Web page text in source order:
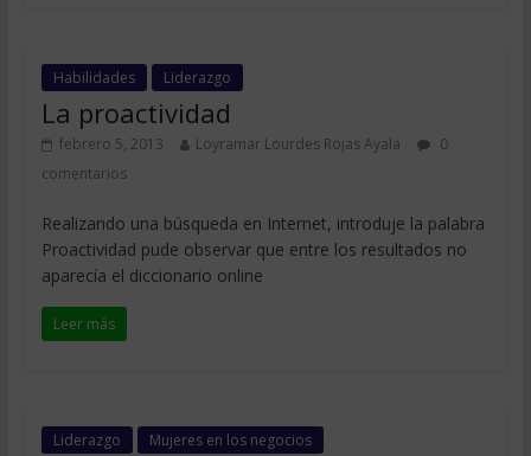
Habilidades Liderazgo
La proactividad
febrero 5, 2013 Loyramar Lourdes Rojas Ayala
0
comentarios
Realizando una búsqueda en Internet, introduje la palabra
Proactividad pude observar que entre los resultados no
aparecía el diccionario online
Leer más
Liderazgo Mujeres en los negocios